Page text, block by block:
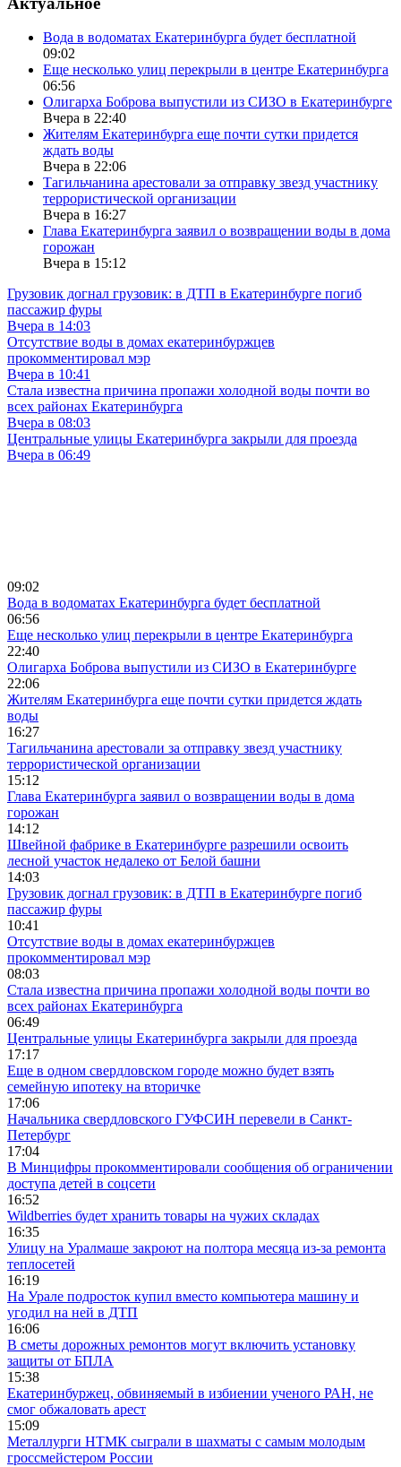
Вода в водоматах Екатеринбурга будет бесплатной
09:02
Еще несколько улиц перекрыли в центре Екатеринбурга
06:56
Олигарха Боброва выпустили из СИЗО в Екатеринбурге
Вчера в 22:40
Жителям Екатеринбурга еще почти сутки придется
ждать воды
Вчера в 22:06
Тагильчанина арестовали за отправку звезд участнику
террористической организации
Вчера в 16:27
Глава Екатеринбурга заявил о возвращении воды в дома
горожан
Вчера в 15:12
Грузовик догнал грузовик: в ДТП в Екатеринбурге погиб
пассажир фуры
Вчера в 14:03
Отсутствие воды в домах екатеринбуржцев
прокомментировал мэр
Вчера в 10:41
Стала известна причина пропажи холодной воды почти во
всех районах Екатеринбурга
Вчера в 08:03
Центральные улицы Екатеринбурга закрыли для проезда
Вчера в 06:49
09:02
Вода в водоматах Екатеринбурга будет бесплатной
06:56
Еще несколько улиц перекрыли в центре Екатеринбурга
22:40
Олигарха Боброва выпустили из СИЗО в Екатеринбурге
22:06
Жителям Екатеринбурга еще почти сутки придется ждать
воды
16:27
Тагильчанина арестовали за отправку звезд участнику
террористической организации
15:12
Глава Екатеринбурга заявил о возвращении воды в дома
горожан
14:12
Швейной фабрике в Екатеринбурге разрешили освоить
лесной участок недалеко от Белой башни
14:03
Грузовик догнал грузовик: в ДТП в Екатеринбурге погиб
пассажир фуры
10:41
Отсутствие воды в домах екатеринбуржцев
прокомментировал мэр
08:03
Стала известна причина пропажи холодной воды почти во
всех районах Екатеринбурга
06:49
Центральные улицы Екатеринбурга закрыли для проезда
17:17
Еще в одном свердловском городе можно будет взять
семейную ипотеку на вторичке
17:06
Начальника свердловского ГУФСИН перевели в Санкт-
Петербург
17:04
В Минцифры прокомментировали сообщения об ограничении
доступа детей в соцсети
16:52
Wildberries будет хранить товары на чужих складах
16:35
Улицу на Уралмаше закроют на полтора месяца из-за ремонта
теплосетей
16:19
На Урале подросток купил вместо компьютера машину и
угодил на ней в ДТП
16:06
В сметы дорожных ремонтов могут включить установку
защиты от БПЛА
15:38
Екатеринбуржец, обвиняемый в избиении ученого РАН, не
смог обжаловать арест
15:09
Металлурги НТМК сыграли в шахматы с самым молодым
гроссмейстером России